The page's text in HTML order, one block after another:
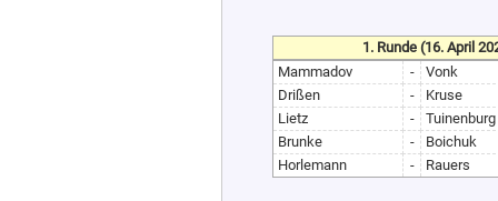
1. Runde (16. April
Mammadov
-
Vonk
Drißen
-
Kruse
Lietz
-
Tuinenburg
Brunke
-
Boichuk
Horlemann
- Rauers